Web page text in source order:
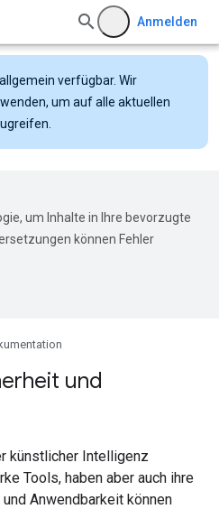
Anmelden
verfügbar. Wir
um auf alle aktuellen
um Inhalte in Ihre bevorzugte
können Fehler
und
künstlicher Intelligenz
Tools, haben aber auch ihre
Anwendbarkeit können